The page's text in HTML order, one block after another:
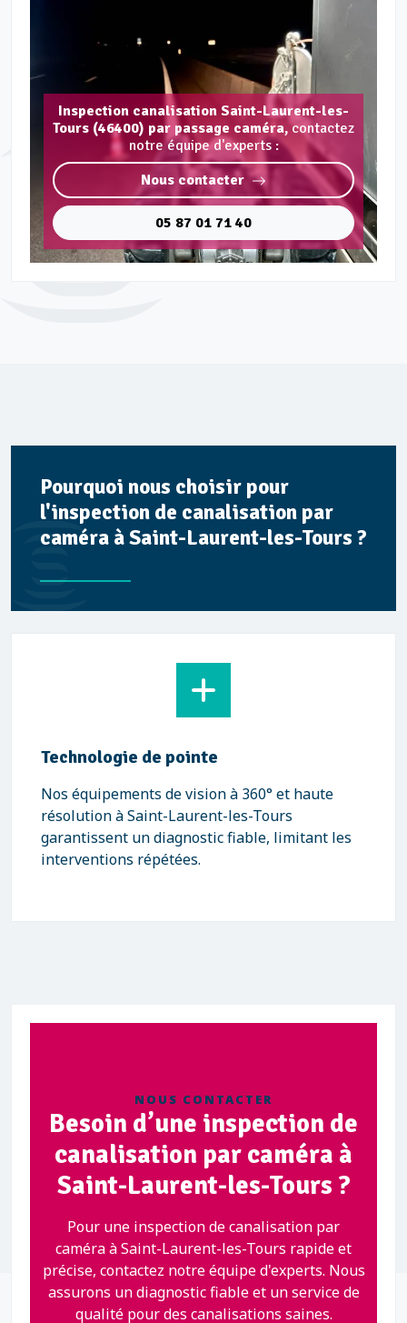
Inspection canalisation Saint-Laurent-les-
Tours (46400) par passage caméra,contactez
notre équipe d'experts :
Nous contacter
05 87 01 71 40
Pourquoi nous choisir pour
l'inspection de canalisation par
caméra à Saint-Laurent-les-Tours ?
Technologie de pointe
Nos équipements de vision à 360° et haute
résolution à Saint-Laurent-les-Tours
garantissent un diagnostic fiable, limitant les
interventions répétées.
NOUS CONTACTER
Besoin d’une inspection de
canalisation par caméra à
Saint-Laurent-les-Tours ?
Pour une inspection de canalisation par
caméra à Saint-Laurent-les-Tours rapide et
précise, contactez notre équipe d'experts. Nous
assurons un diagnostic fiable et un service de
qualité pour des canalisations saines.